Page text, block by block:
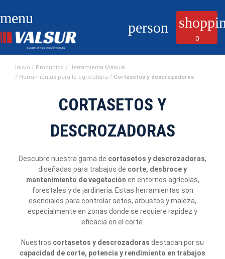
menu
person
0
Inicio Productos
Herramienta Manual
Herramientas para la agricultura
Cortasetos y descrozadoras
CORTASETOS Y
DESCROZADORAS
Descubre nuestra gama de cortasetos y descrozadoras,
diseñadas para trabajos de corte, desbroce y
mantenimiento de vegetación en entornos agrícolas,
forestales y de jardinería. Estas herramientas son
esenciales para controlar setos, arbustos y maleza,
especialmente en zonas donde se requiere rapidez y
eficacia en el corte.
Nuestros cortasetos y descrozadoras destacan por su
capacidad de corte, potencia y rendimiento en trabajos